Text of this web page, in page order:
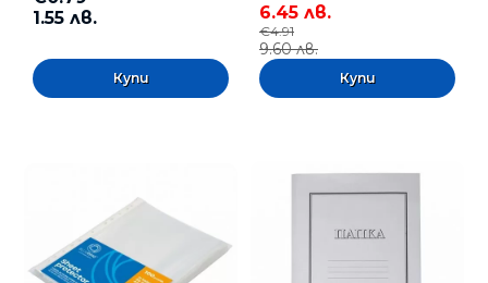
1.55 лв.
6.45 лв.
€4.91
9.60 лв.